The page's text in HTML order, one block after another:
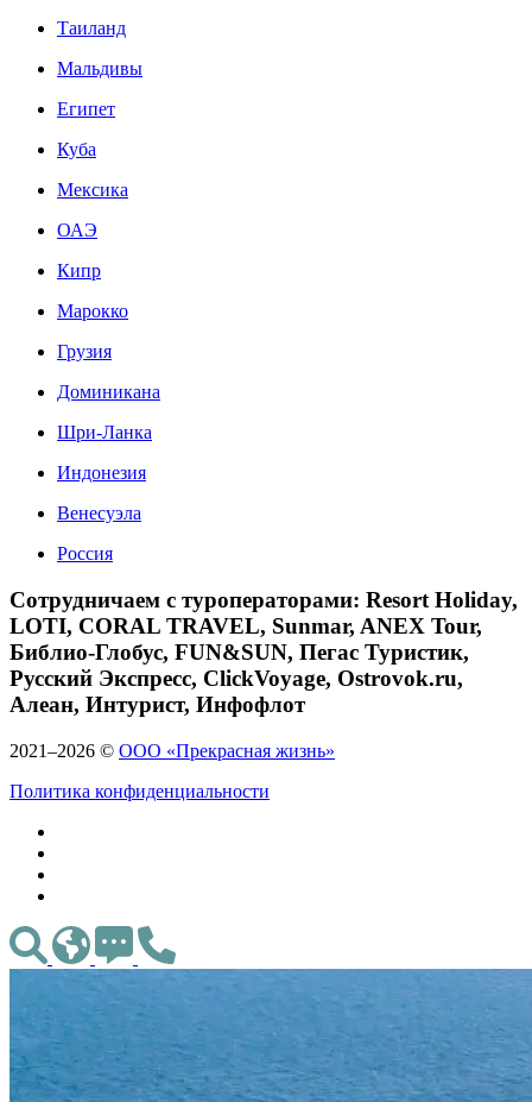
Таиланд
Мальдивы
Египет
Куба
Мексика
ОАЭ
Кипр
Марокко
Грузия
Доминикана
Шри-Ланка
Индонезия
Венесуэла
Россия
Сотрудничаем с туроператорами: Resort Holiday,
LOTI, CORAL TRAVEL, Sunmar, ANEX Tour,
Библио-Глобус, FUN&SUN, Пегас Туристик,
Русский Экспресс, ClickVoyage, Ostrovok.ru,
Алеан, Интурист, Инфофлот
2021–2026 © ООО «Прекрасная жизнь»
Политика конфиденциальности